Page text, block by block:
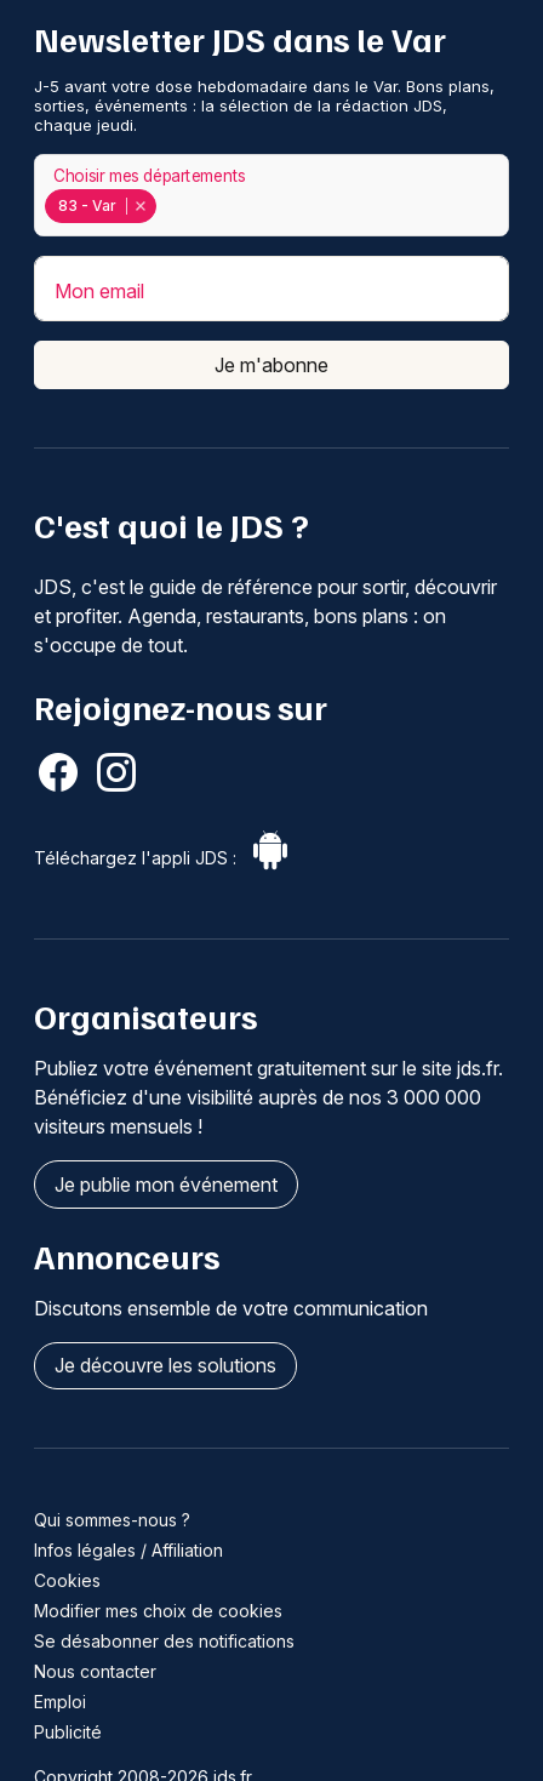
C'est quoi le JDS ?
JDS, c'est le guide de référence pour sortir, découvrir
et profiter. Agenda, restaurants, bons plans : on
s'occupe de tout.
Rejoignez-nous sur
Téléchargez l'appli JDS :
Newsletter JDS dans le Var
J-5 avant votre dose hebdomadaire dans le Var. Bons plans,
sorties, événements : la sélection de la rédaction JDS,
chaque jeudi.
83 - Var
Choisir mes départements
Mon email
Je m'abonne
Organisateurs
Publiez votre événement gratuitement sur le site jds.fr.
Bénéficiez d'une visibilité auprès de nos 3 000 000
visiteurs mensuels !
Je publie mon événement
Annonceurs
Discutons ensemble de votre communication
Je découvre les solutions
Qui sommes-nous ?
Infos légales / Affiliation
Cookies
Modifier mes choix de cookies
Se désabonner des notifications
Nous contacter
Emploi
Publicité